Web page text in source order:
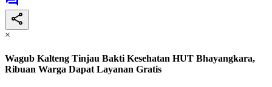
×
Wagub Kalteng Tinjau Bakti Kesehatan HUT Bhayangkara,
Ribuan Warga Dapat Layanan Gratis